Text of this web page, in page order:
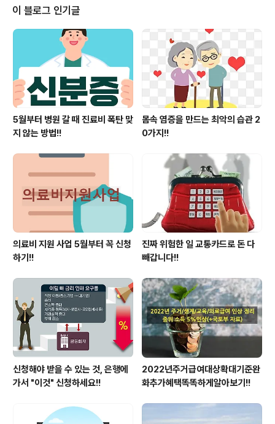
5년의 원숭이띠는 긍정적이지만,세심한 주의와 신중함이
필요할 것으로 보여집니다. 원숭이띠 특징원숭이띠가 가
지고 있는 특징 중 가장 뛰어난 것은 지능과 놀라운 기억력
으로,문제 해결 능력을 상승시키고 새로운 정보 빠르게 습
득할 수 있는 능력을 갖추고 있습니다.재주가 많고 유머감
각 뛰어나며 사람들을 즐겁게 하는 능력을 ..
이 블로그 인기글
5월부터 병원 갈 때 진료비 폭탄 맞
지 않는 방법!!
몸속 염증을 만드는 최악의 습관 2
0가지!!
의료비 지원 사업 5월부터 꼭 신청
하기!!
진짜 위험한 일 교통카드로 돈 다
빼갑니다!!
신청해야 받을 수 있는 것, 은행에
가서 "이것" 신청하세요!!
2022년주거급여대상확대기준완
화추가혜택똑똑하게알아보기!!